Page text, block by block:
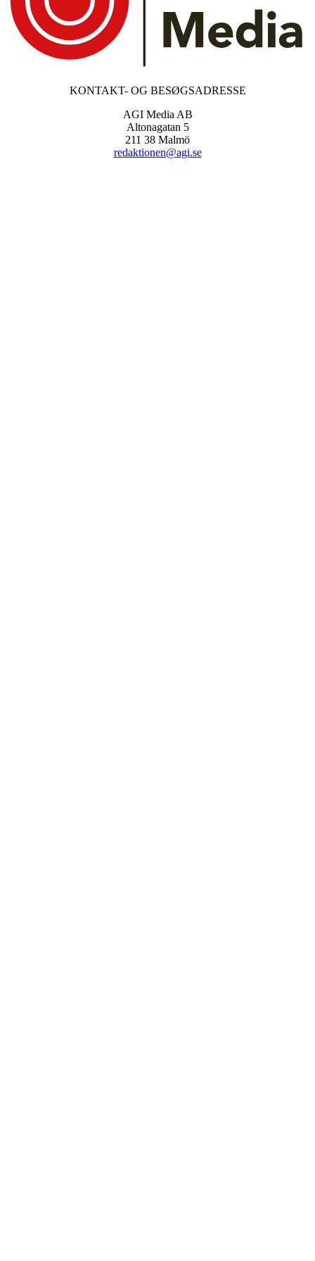
KONTAKT- OG BESØGSADRESSE
AGI Media AB
Altonagatan 5
211 38 Malmö
redaktionen@agi.se